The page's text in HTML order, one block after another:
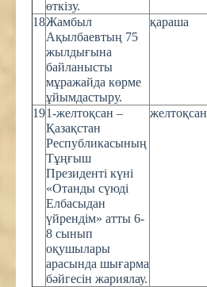
өткізу.
18Жамбыл
Ақылбаевтың 75
жылдығына
байланысты
мұражайда көрме
ұйымдастыру.
қараша
191-желтоқсан –
Қазақстан
Республикасының
Тұңғыш
Президенті күні
«Отанды сүюді
Елбасыдан
үйрендім» атты 6-
8 сынып
оқушылары
арасында шығарма
бәйгесін жариялау.
желтоқсан